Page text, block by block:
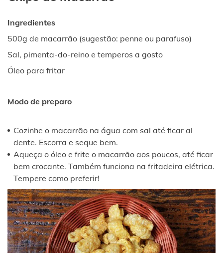
Ingredientes
500g de macarrão (sugestão: penne ou parafuso)
Sal, pimenta-do-reino e temperos a gosto
Óleo para fritar
Modo de preparo
Cozinhe o macarrão na água com sal até ficar al
dente. Escorra e seque bem.
Aqueça o óleo e frite o macarrão aos poucos, até ficar
bem crocante. Também funciona na fritadeira elétrica.
Tempere como preferir!